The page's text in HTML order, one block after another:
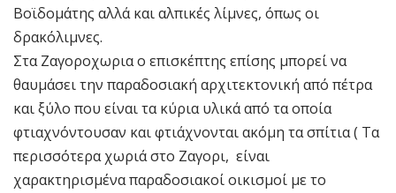
Βοϊδομάτης αλλά και αλπικές λίμνες, όπως οι
δρακόλιμνες.
Στα Ζαγοροχωρια ο επισκέπτης επίσης μπορεί να
θαυμάσει την παραδοσιακή αρχιτεκτονική από πέτρα
και ξύλο που είναι τα κύρια υλικά από τα οποία
φτιαχνόντουσαν και φτιάχνονται ακόμη τα σπίτια ( Τα
περισσότερα χωριά στο Ζαγορι, είναι
χαρακτηρισμένα παραδοσιακοί οικισμοί με το